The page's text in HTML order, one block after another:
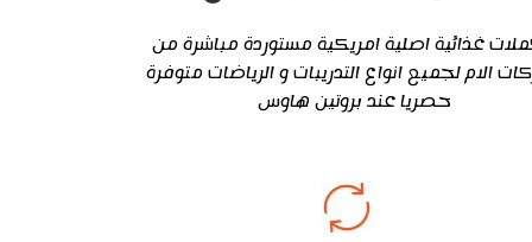
غذائية اصلية امريكية مستوردة مباشرة من
الام لجميع انواع التدريبات و الرياضات متوفرة
حصريا عند بروتين هاوس